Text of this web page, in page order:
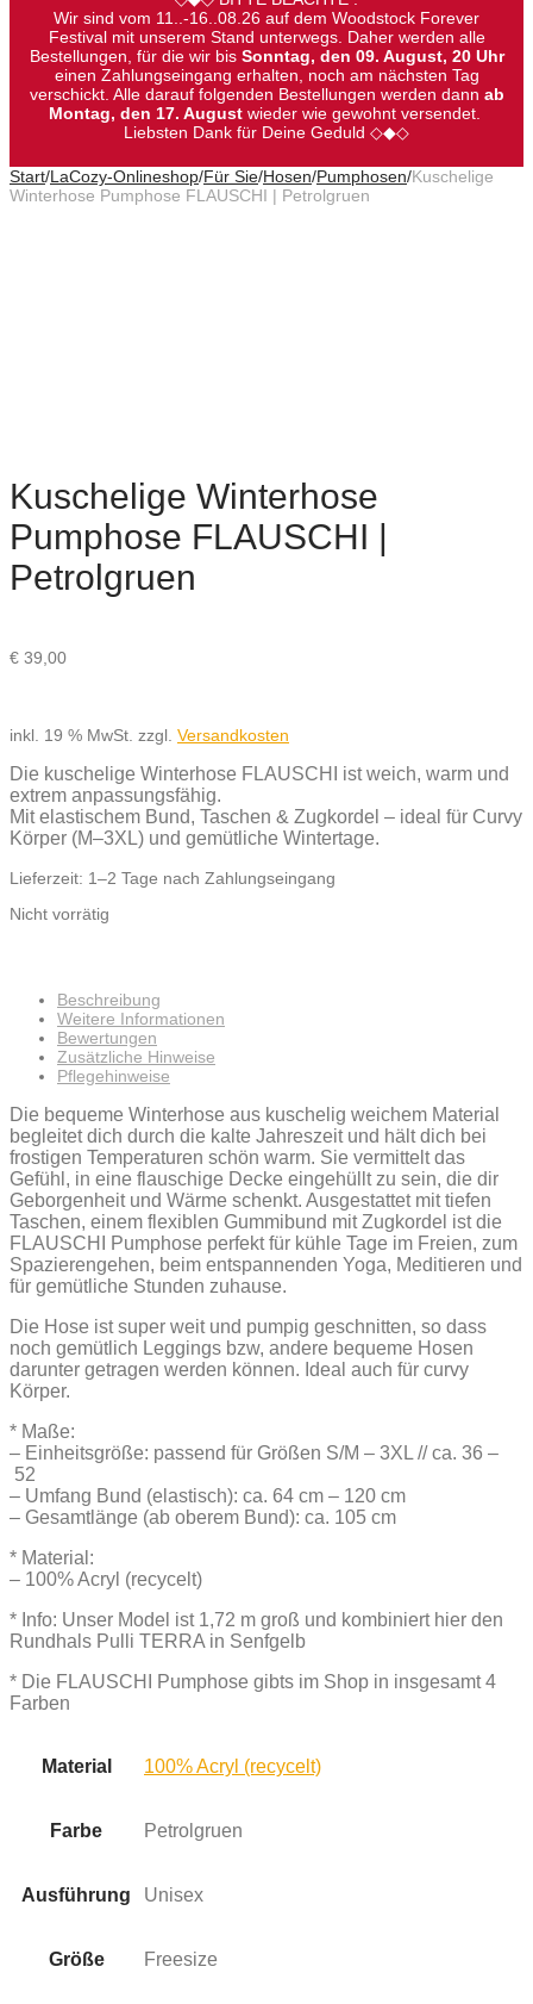
Wir sind vom 11..-16..08.26 auf dem Woodstock Forever
Festival mit unserem Stand unterwegs. Daher werden alle
Bestellungen, für die wir bis Sonntag, den 09. August, 20 Uhr
einen Zahlungseingang erhalten, noch am nächsten Tag
verschickt. Alle darauf folgenden Bestellungen werden dann ab
Montag, den 17. August wieder wie gewohnt versendet.
Liebsten Dank für Deine Geduld ◇◆◇
Start/LaCozy-Onlineshop/Für Sie/Hosen/Pumphosen/Kuschelige
Winterhose Pumphose FLAUSCHI | Petrolgruen
Kuschelige Winterhose
Pumphose FLAUSCHI |
Petrolgruen
€ 39,00
inkl. 19 % MwSt. zzgl. Versandkosten
Die kuschelige Winterhose FLAUSCHI ist weich, warm und
extrem anpassungsfähig.
Mit elastischem Bund, Taschen & Zugkordel – ideal für Curvy
Körper (M–3XL) und gemütliche Wintertage.
Lieferzeit: 1–2 Tage nach Zahlungseingang
Nicht vorrätig
Beschreibung
Weitere Informationen
Bewertungen
Zusätzliche Hinweise
Pflegehinweise
Die bequeme Winterhose aus kuschelig weichem Material
begleitet dich durch die kalte Jahreszeit und hält dich bei
frostigen Temperaturen schön warm. Sie vermittelt das
Gefühl, in eine flauschige Decke eingehüllt zu sein, die dir
Geborgenheit und Wärme schenkt. Ausgestattet mit tiefen
Taschen, einem flexiblen Gummibund mit Zugkordel ist die
FLAUSCHI Pumphose perfekt für kühle Tage im Freien, zum
Spazierengehen, beim entspannenden Yoga, Meditieren und
für gemütliche Stunden zuhause.
Die Hose ist super weit und pumpig geschnitten, so dass
noch gemütlich Leggings bzw, andere bequeme Hosen
darunter getragen werden können. Ideal auch für curvy
Körper.
* Maße:
– Einheitsgröße: passend für Größen S/M – 3XL // ca. 36 –
52
– Umfang Bund (elastisch): ca. 64 cm – 120 cm
– Gesamtlänge (ab oberem Bund): ca. 105 cm
* Material:
– 100% Acryl (recycelt)
* Info: Unser Model ist 1,72 m groß und kombiniert hier den
Rundhals Pulli TERRA in Senfgelb
* Die FLAUSCHI Pumphose gibts im Shop in insgesamt 4
Farben
Material 100% Acryl (recycelt)
Farbe Petrolgruen
Ausführung Unisex
Größe Freesize